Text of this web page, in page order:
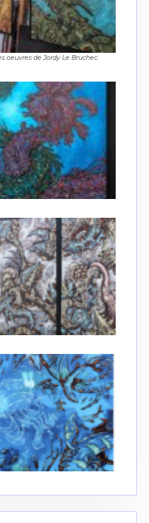
oeuvres de Jordy Le Bruchec